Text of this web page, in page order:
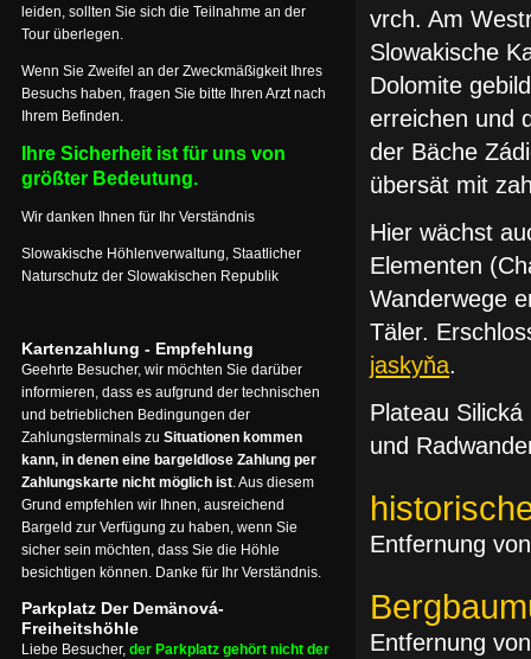
vrch. Am
Slowakische
Dolomite
erreichen und
der Bäche
übersät mit
Hier wächst
Elementen
Wanderwege
Täler.
jaskyňa.
Plateau
und
Entfernung
Entfernung
leiden, sollten Sie sich die Teilnahme an der
Tour überlegen.
Wenn Sie Zweifel an der Zweckmäßigkeit Ihres
Besuchs haben, fragen Sie bitte Ihren Arzt nach
Ihrem Befinden.
Ihre Sicherheit ist für uns von
größter Bedeutung.
Wir danken Ihnen für Ihr Verständnis
Slowakische Höhlenverwaltung, Staatlicher
Naturschutz der Slowakischen Republik
Kartenzahlung - Empfehlung
Geehrte Besucher, wir möchten Sie darüber
informieren, dass es aufgrund der technischen
und betrieblichen Bedingungen der
Zahlungsterminals zu Situationen kommen
kann, in denen eine bargeldlose Zahlung per
Zahlungskarte nicht möglich ist . Aus diesem
Grund empfehlen wir Ihnen, ausreichend
Bargeld zur Verfügung zu haben, wenn Sie
sicher sein möchten, dass Sie die Höhle
besichtigen können. Danke für Ihr Verständnis.
Parkplatz Der Demänová-
Freiheitshöhle
Liebe Besucher, der Parkplatz gehört nicht der